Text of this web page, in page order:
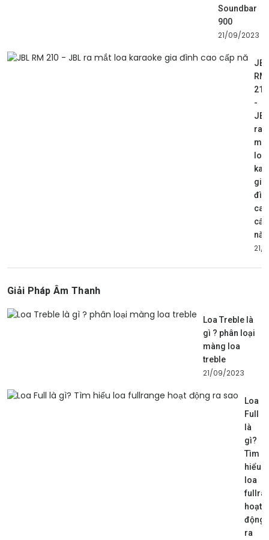
Soundbar
900
21/09/2023
JBL
RM
210
-
JBL
ra
mắt
loa
gia
cao
cấp
nă
21/
Giải Pháp Âm Thanh
Loa Treble là
gì ? phân loại
màng loa
treble
21/09/2023
Loa
Full
là
gì?
Tìm
hiểu
loa
hoạt
động
ra